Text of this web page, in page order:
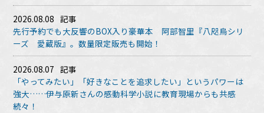
2026.08.08 記事
先行予約でも大反響のBOX入り豪華本 阿部智里『八咫烏シリ
ーズ 愛蔵版』。数量限定販売も開始！
2026.08.07 記事
「やってみたい」「好きなことを追求したい」というパワーは
強大……伊与原新さんの感動科学小説に教育現場からも共感
続々！